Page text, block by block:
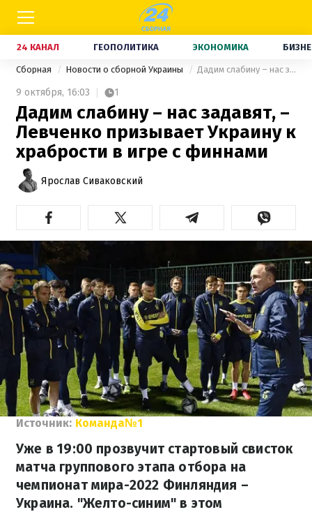
24 КАНАЛ ГЕОПОЛИТИКА ЭКОНОМИКА
Сборная Новости о сборной Украины Дадим слабину – нас задавят, – Левченко призывает Украину к храбрости в игре с финнами
9 октября, 16:03 1
Дадим слабину – нас задавят, –
Левченко призывает Украину к
храбрости в игре с финнами
Ярослав Сиваковский
Источник: Команда№1
Уже в 19:00 прозвучит стартовый свисток
матча группового этапа отбора на
чемпионат мира-2022 Финляндия –
Украина. "Желто-синим" в этом